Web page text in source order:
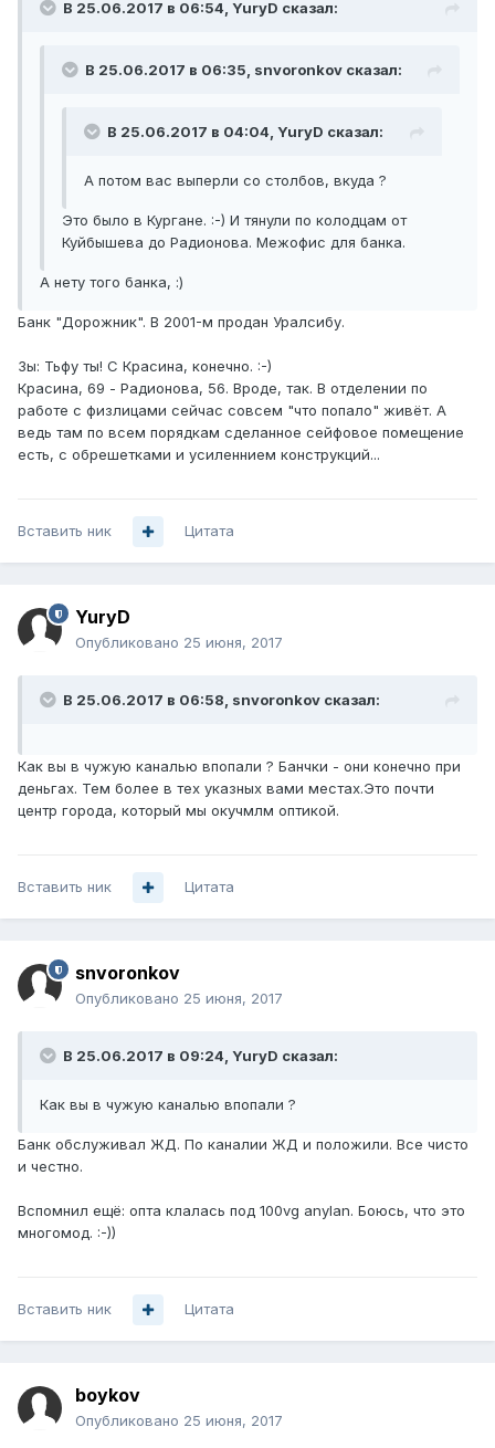
В 25.06.2017 в 06:54, YuryD сказал:
В 25.06.2017 в 06:35, snvoronkov сказал:
В 25.06.2017 в 04:04, YuryD сказал:
А потом вас выперли со столбов, вкуда ?
Это было в Кургане. :-) И тянули по колодцам от
Куйбышева до Радионова. Межофис для банка.
А нету того банка, :)
Банк "Дорожник". В 2001-м продан Уралсибу.
Зы: Тьфу ты! С Красина, конечно. :-)
Красина, 69 - Радионова, 56. Вроде, так. В отделении по
работе с физлицами сейчас совсем "что попало" живёт. А
ведь там по всем порядкам сделанное сейфовое помещение
есть, с обрешетками и усиленнием конструкций...
Вставить ник Цитата
YuryD
Опубликовано 25 июня, 2017
В 25.06.2017 в 06:58, snvoronkov сказал:
Как вы в чужую каналью впопали ? Банчки - они конечно при
деньгах. Тем более в тех указных вами местах.Это почти
центр города, который мы окучмлм оптикой.
Вставить ник Цитата
snvoronkov
Опубликовано 25 июня, 2017
В 25.06.2017 в 09:24, YuryD сказал:
Как вы в чужую каналью впопали ?
Банк обслуживал ЖД. По каналии ЖД и положили. Все чисто
и честно.
Вспомнил ещё: опта клалась под 100vg anylan. Боюсь, что это
многомод. :-))
Вставить ник Цитата
boykov
Опубликовано 25 июня, 2017